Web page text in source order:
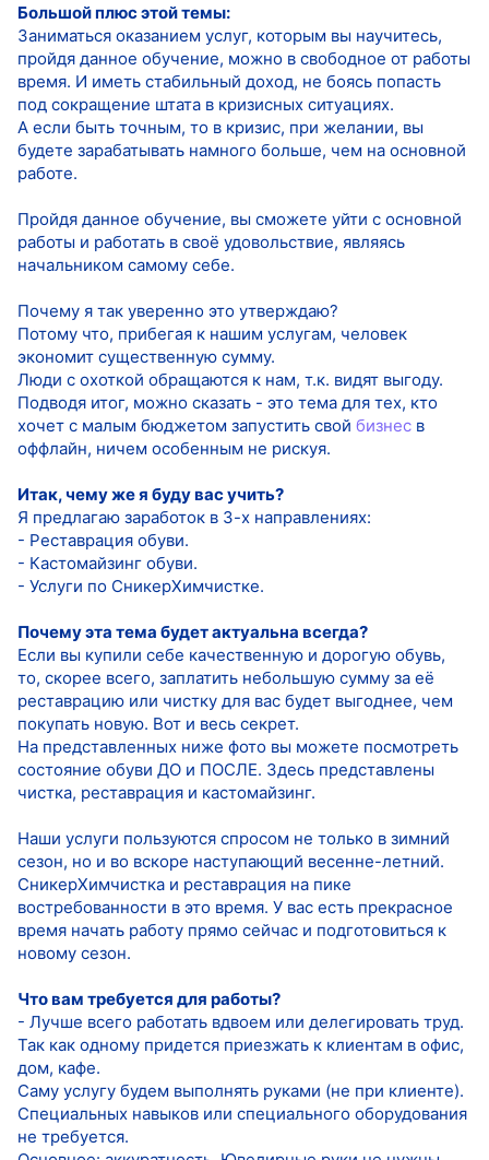
Большой плюс этой темы:
Заниматься оказанием услуг, которым вы научитесь,
пройдя данное обучение, можно в свободное от работы
время. И иметь стабильный доход, не боясь попасть
под сокращение штата в кризисных ситуациях.
А если быть точным, то в кризис, при желании, вы
будете зарабатывать намного больше, чем на основной
работе.
Пройдя данное обучение, вы сможете уйти с основной
работы и работать в своё удовольствие, являясь
начальником самому себе.
Почему я так уверенно это утверждаю?
Потому что, прибегая к нашим услугам, человек
экономит существенную сумму.
Люди с охоткой обращаются к нам, т.к. видят выгоду.
Подводя итог, можно сказать - это тема для тех, кто
хочет с малым бюджетом запустить свой бизнес в
оффлайн, ничем особенным не рискуя.
Итак, чему же я буду вас учить?
Я предлагаю заработок в 3-х направлениях:
- Реставрация обуви.
- Кастомайзинг обуви.
- Услуги по СникерХимчистке.
Почему эта тема будет актуальна всегда?
Если вы купили себе качественную и дорогую обувь,
то, скорее всего, заплатить небольшую сумму за её
реставрацию или чистку для вас будет выгоднее, чем
покупать новую. Вот и весь секрет.
На представленных ниже фото вы можете посмотреть
состояние обуви ДО и ПОСЛЕ. Здесь представлены
чистка, реставрация и кастомайзинг.
Наши услуги пользуются спросом не только в зимний
сезон, но и во вскоре наступающий весенне-летний.
СникерХимчистка и реставрация на пике
востребованности в это время. У вас есть прекрасное
время начать работу прямо сейчас и подготовиться к
новому сезон.
Что вам требуется для работы?
- Лучше всего работать вдвоем или делегировать труд.
Так как одному придется приезжать к клиентам в офис,
дом, кафе.
Саму услугу будем выполнять руками (не при клиенте).
Специальных навыков или специального оборудования
не требуется.